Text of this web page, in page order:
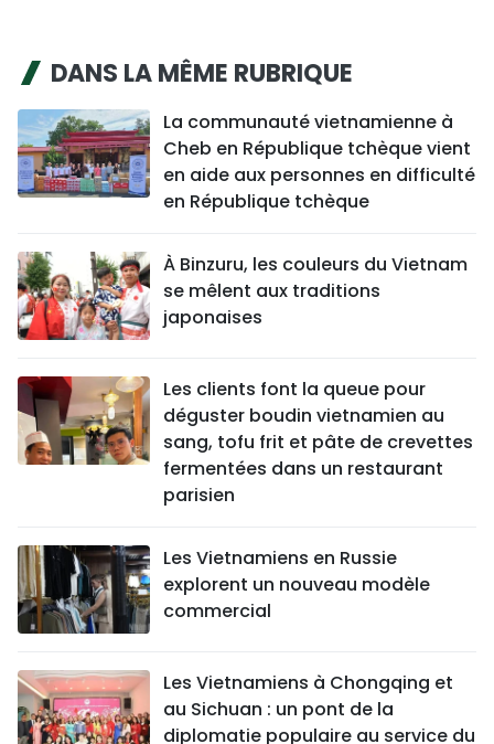
DANS LA MÊME RUBRIQUE
La communauté vietnamienne à
Cheb en République tchèque vient
en aide aux personnes en difficulté
en République tchèque
À Binzuru, les couleurs du Vietnam
se mêlent aux traditions
japonaises
Les clients font la queue pour
déguster boudin vietnamien au
sang, tofu frit et pâte de crevettes
fermentées dans un restaurant
parisien
Les Vietnamiens en Russie
explorent un nouveau modèle
commercial
Les Vietnamiens à Chongqing et
au Sichuan : un pont de la
diplomatie populaire au service du